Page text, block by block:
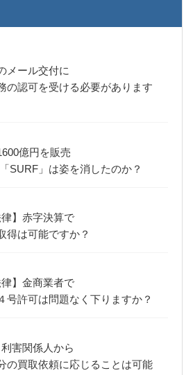
メール交付に
の認可を受ける必要があります
億円を販売
SURF」は姿を消したのか？
】赤字決算で
得は可能ですか？
】金商業者で
号許可は問題なく下りますか？
利害関係人から
の買取依頼に応じることは可能